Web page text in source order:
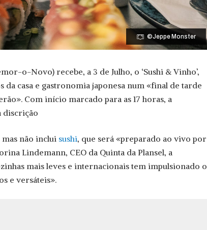
©Jeppe Monster
o-Novo) recebe, a 3 de Julho, o ‘Sushi & Vinho’,
da casa e gastronomia japonesa num «final de tarde
Com início marcado para as 17 horas, a
discrição
mas não inclui sushi, que será «preparado ao vivo por
Lindemann, CEO da Quinta da Plansel, a
mais leves e internacionais tem impulsionado o
e versáteis».